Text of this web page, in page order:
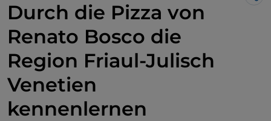
Durch die Pizza von
Renato Bosco die
Region Friaul-Julisch
Venetien
kennenlernen